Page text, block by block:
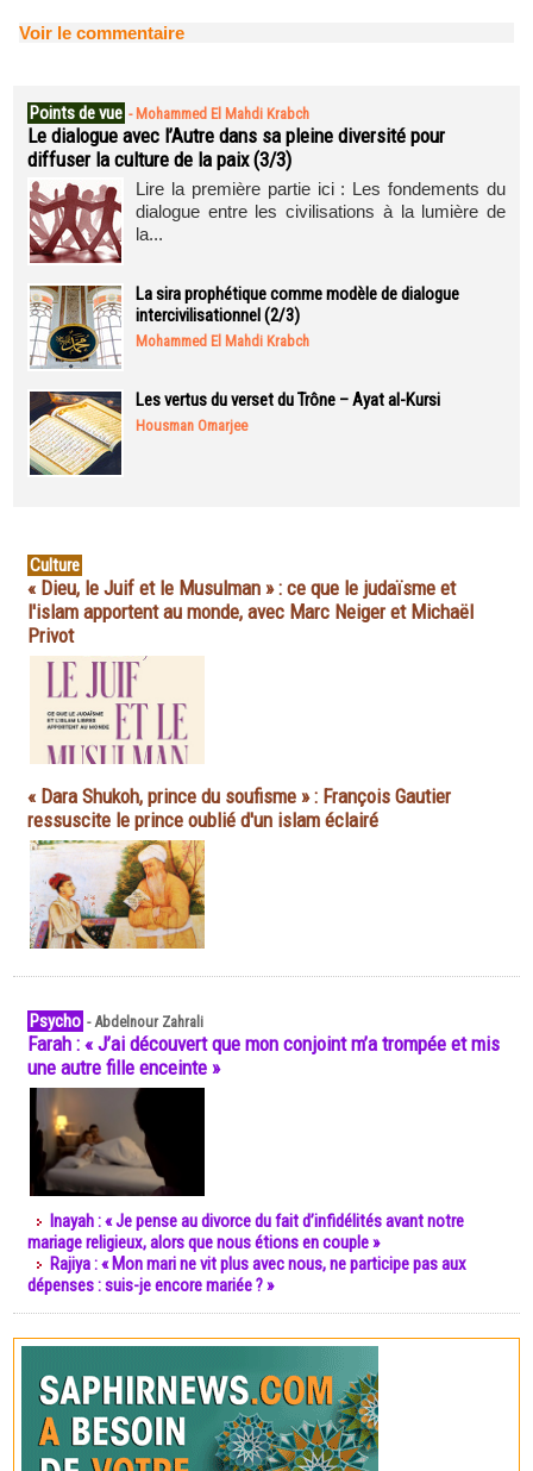
Voir le commentaire
Points de vue - Mohammed El Mahdi Krabch
Le dialogue avec l’Autre dans sa pleine diversité pour
diffuser la culture de la paix (3/3)
Lire la première partie ici : Les fondements du
dialogue entre les civilisations à la lumière de
la...
La sira prophétique comme modèle de dialogue
intercivilisationnel (2/3)
Mohammed El Mahdi Krabch
Les vertus du verset du Trône – Ayat al-Kursi
Housman Omarjee
Culture
« Dieu, le Juif et le Musulman » : ce que le judaïsme et
l'islam apportent au monde, avec Marc Neiger et Michaël
Privot
« Dara Shukoh, prince du soufisme » : François Gautier
ressuscite le prince oublié d'un islam éclairé
Psycho -Abdelnour Zahrali
Farah : « J’ai découvert que mon conjoint m’a trompée et mis
une autre fille enceinte »
Inayah : « Je pense au divorce du fait d’infidélités avant notre
mariage religieux, alors que nous étions en couple »
Rajiya : « Mon mari ne vit plus avec nous, ne participe pas aux
dépenses : suis-je encore mariée ? »